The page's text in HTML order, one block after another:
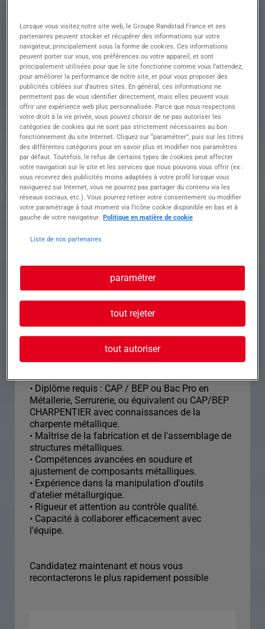
Descriptif du poste : Dans le cadre de vos
fonctions, vous serez amené à :
• Fabriquer et assembler des charpentes
métalliques en atelier selon les plans techniques.
• Assembler, souder et ajuster les composants
métalliques avec précision.
• Manipuler divers outils et équipements de
l'atelier selon les spécifications.
• Collaborer avec l'équipe pour optimiser les
processus de production.
• Assurer un contrôle qualité rigoureux à chaque
étape de la fabrication.
• Manipuler le pont roulant
• CDI
• 39h / semaine
• Horaires : du lundi au Jeudi 7h00 – 12h00 /
13h30 – 16h30
le vendredi jusqu'à 15h30
Profil recherché
• Diplôme requis : CAP / BEP ou Bac Pro en
Métallerie, Serrurerie, ou équivalent ou CAP/BEP
CHARPENTIER avec connaissances de la
charpente métallique.
• Maîtrise de la fabrication et de l'assemblage de
structures métalliques.
• Compétences avancées en soudure et
ajustement de composants métalliques.
• Expérience dans la manipulation d'outils
d'atelier métallurgique.
• Rigueur et attention au contrôle qualité.
• Capacité à collaborer efficacement avec
l'équipe.
Candidatez maintenant et nous vous
recontacterons le plus rapidement possible
Lorsque vous visitez notre site web, le Groupe Randstad France et ses
partenaires peuvent stocker et récupérer des informations sur votre
navigateur, principalement sous la forme de cookies. Ces informations
peuvent porter sur vous, vos préférences ou votre appareil, et sont
principalement utilisées pour que le site fonctionne comme vous l’attendez,
pour améliorer la performance de notre site, et pour vous proposer des
publicités ciblées sur d’autres sites. En général, ces informations ne
permettent pas de vous identifier directement, mais elles peuvent vous
offrir une expérience web plus personnalisée. Parce que nous respectons
votre droit à la vie privée, vous pouvez choisir de ne pas autoriser les
catégories de cookies qui ne sont pas strictement nécessaires au bon
fonctionnement du site Internet. Cliquez sur “paramétrer”, puis sur les titres
des différentes catégories pour en savoir plus et modifier nos paramètres
par défaut. Toutefois, le refus de certains types de cookies peut affecter
votre navigation sur le site et les services que nous pouvons vous offrir (ex :
vous recevrez des publicités moins adaptées à votre profil lorsque vous
naviguerez sur Internet, vous ne pourrez pas partager du contenu via les
réseaux sociaux, etc.). Vous pourrez retirer votre consentement ou modifier
votre paramétrage à tout moment via l’icône cookie disponible en bas et à
gauche de votre navigateur. Politique en matière de cookie
Liste de nos partenaires
paramétrer
tout rejeter
tout autoriser